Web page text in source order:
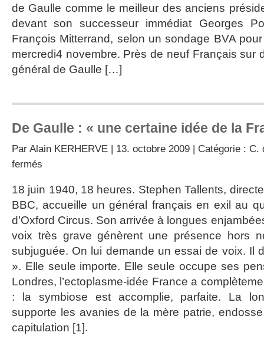
le
apprécié
de Gaulle comme le meilleur des anciens
devant son successeur immédiat Georges
François Mitterrand, selon un sondage BVA
mercredi4 novembre. Près de neuf Français sur
général de Gaulle […]
De Gaulle : « une certaine idée de la
Par Alain KERHERVE | 13. octobre 2009 | Catégorie : C.
fermés
:
« une
idée
de
France »
18 juin 1940, 18 heures. Stephen Tallents,
BBC, accueille un général français en exil au
d’Oxford Circus. Son arrivée à longues
voix très grave génèrent une présence hors
subjuguée. On lui demande un essai de voix. Il
». Elle seule importe. Elle seule occupe ses
Londres, l’ectoplasme-idée France a
: la symbiose est accomplie, parfaite. La
supporte les avanies de la mère patrie,
capitulation [1].